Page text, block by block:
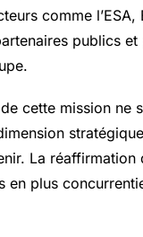
comme
publics
cette mission ne
La
en plus